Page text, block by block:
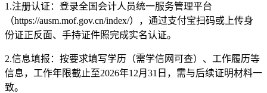
1.注册认证：登录全国会计人员统一服务管理平台
（https://ausm.mof.gov.cn/index/），通过支付宝扫码或上传身
份证正反面、手持证件照完成实名认证。
2.信息填报：按要求填写学历（需学信网可查）、工作履历等
信息，工作年限截止至2026年12月31日，需与后续证明材料一
致。